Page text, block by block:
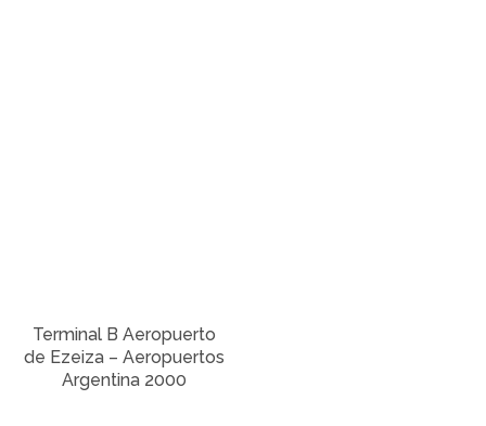
Terminal B Aeropuerto
de Ezeiza – Aeropuertos
Argentina 2000